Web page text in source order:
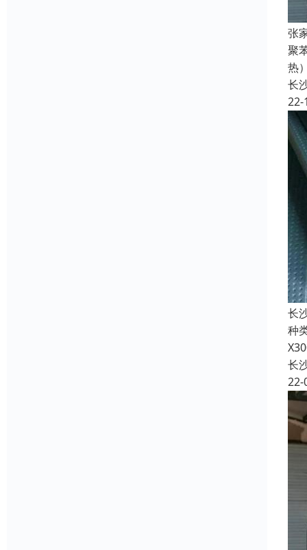
张
聚
热
长
22-
长
种
长
22-